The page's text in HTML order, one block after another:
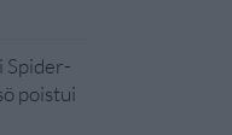
Spider-
poistui